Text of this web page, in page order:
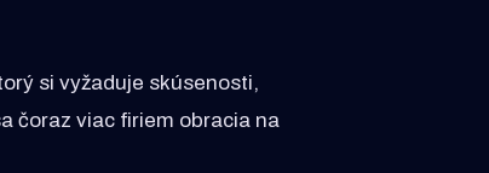
si vyžaduje skúsenosti,
čoraz viac firiem obracia na